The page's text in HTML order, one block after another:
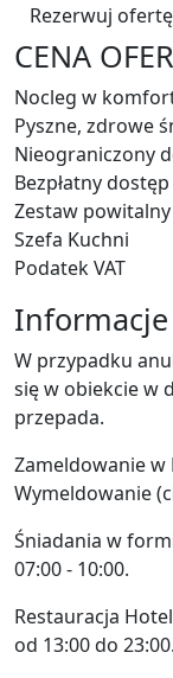
Rezerwuj ofertę
CENA
Nocleg w
Pyszne, zdrowe
Nieograniczony
Bezpłatny
Zestaw
Szefa Kuchni
Podatek VAT
W przypadku
się w obiekcie w
przepada.
Zameldowanie w
Wymeldowanie
Śniadania w
07:00 - 10:00.
Restauracja
od 13:00 do 23:00.